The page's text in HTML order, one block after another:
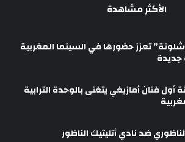
الأكثر مشاهدة
تعزز حضورها في السينما المغربية
جديدة
أول فنان أمازيغي يتغنى بالوحدة الترابية
ضد نادي أتليتيك الناظور